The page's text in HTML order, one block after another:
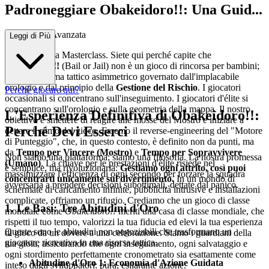
Padroneggiare Obakeidoro!!: Una Guid...
a Strategica Avanzata
Benvenuti alla Masterclass. Siete qui perché capite che
Obakeidoro!! (Bail or Jail) non è un gioco di rincorsa per bambini;
è un ecosistema tattico asimmetrico governato dall'implacabile
orologio e dal principio della Gestione del Rischio. I giocatori
occasionali si concentrano sull'inseguimento. I giocatori d'élite si
concentrano sull'orologio e sulla geometria della mappa. Il nostro
obiettivo è smettere di reagire alle mosse del Mostro e iniziare a
dettare il ritmo del gioco. Faremo il reverse-engineering del "Motore
di Punteggio", che, in questo contesto, è definito non da punti, ma
da Tempo per Vincere (Mostro) e Tempo per Sopravvivere
(Umano). La chiave per le prestazioni d'élite risiede nel
massimizzare l'efficienza di ogni secondo per forzare la squadra
avversaria a prendere decisioni subottimali, dettate dal panico.
1. Le Basi: Tre Abitudini d'Oro
Queste sono le abitudini non negoziabili che trasformano un
giocatore ricreativo in una risorsa tattica.
Abitudine d'Oro 1: Economia d'Azione Guidata
Leggi di Più
Perché giocare qui?
L'Esperienza Definitiva di Obakeidoro!!:
Perché Devi Esserci
Non siamo una piattaforma; siamo una filosofia. La nostra promessa
è semplice, ma rivoluzionaria:Gestiamo ogni attrito, così puoi
concentrarti unicamente sul divertimento.In un mondo di
schermate di caricamento infinite, pubblicità intrusive e installazioni
complicate, offriamo un rifugio. Crediamo che un gioco di classe
mondiale comeObakeidoro!!meriti una casa di classe mondiale, che
rispetti il tuo tempo, valorizzi la tua fiducia ed elevi la tua esperienza
di gioco da un dovere a una celebrazione. Siamo i guardiani della
tua gioia, assicurando che ogni inseguimento, ogni salvataggio e
ogni stordimento perfettamente cronometrato sia esattamente come
inteso dagli sviluppatori: pura, esilarante azione.